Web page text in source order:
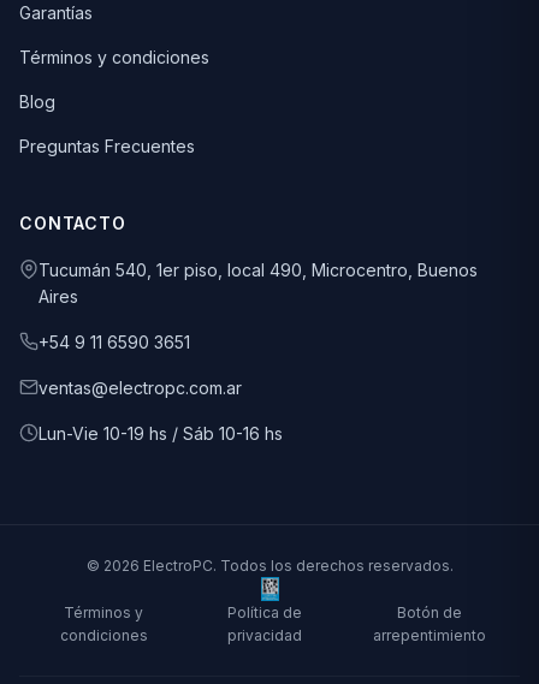
Garantías
Términos y condiciones
Blog
Preguntas Frecuentes
CONTACTO
Tucumán 540, 1er piso, local 490, Microcentro, Buenos
Aires
+54 9 11 6590 3651
ventas@electropc.com.ar
Lun-Vie 10-19 hs / Sáb 10-16 hs
© 2026 ElectroPC. Todos los derechos reservados.
Términos y
condiciones
Política de
privacidad
Botón de
arrepentimiento